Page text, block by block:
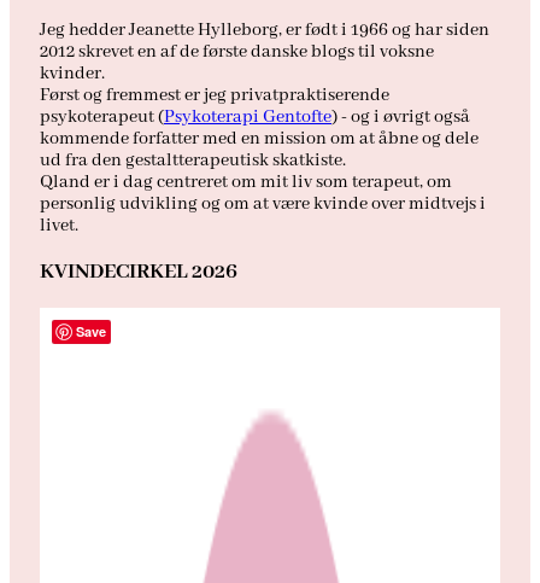
Jeg hedder Jeanette Hylleborg, er født i 1966 og har siden
2012 skrevet en af de første danske blogs til voksne
kvinder.
Først og fremmest er jeg privatpraktiserende
psykoterapeut (Psykoterapi Gentofte) - og i øvrigt også
kommende forfatter med en mission om at åbne og dele
ud fra den gestaltterapeutisk skatkiste.
Qland er i dag centreret om mit liv som terapeut, om
personlig udvikling og om at være kvinde over midtvejs i
livet.
KVINDECIRKEL 2026
Save